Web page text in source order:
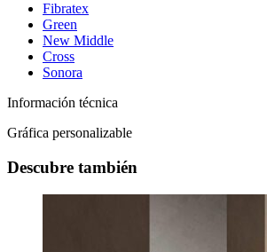
Fibratex
Green
New Middle
Cross
Sonora
Información técnica
Gráfica personalizable
Descubre también